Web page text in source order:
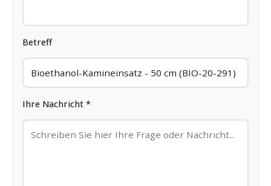
Betreff
Ihre Nachricht *